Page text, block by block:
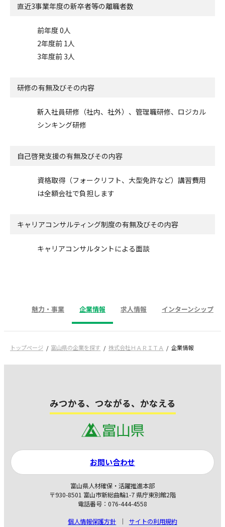
直近3事業年度の新卒者等の離職者数
前年度 0人
2年度前 1人
3年度前 3人
研修の有無及びその内容
新入社員研修（社内、社外）、管理職研修、ロジカル
シンキング研修
自己啓発支援の有無及びその内容
資格取得（フォークリフト、大型免許など）講習費用
は全額会社で負担します
キャリアコンサルティング制度の有無及びその内容
キャリアコンサルタントによる面談
魅力・事業 企業情報 求人情報 インターンシップ
トップページ 富山県の企業を探す 株式会社ＨＡＲＩＴＡ 企業情報
みつかる、つながる、かなえる
富山県人材確保・活躍推進本部
〒930-8501 富山市新総曲輪1-7 県庁東別館2階
電話番号：076-444-4558
個人情報保護方針
サイトの利用規約
お問い合わせ